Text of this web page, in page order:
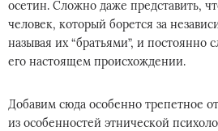
осетин. Сложно даже представить,
человек, который борется за
называя их “братьями”, и
его настоящем происхождении.
Добавим сюда особенно трепетное
из особенностей этнической